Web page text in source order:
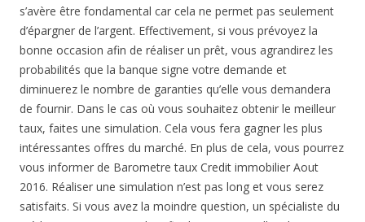
s’avère être fondamental car cela ne permet pas seulement
d’épargner de l’argent. Effectivement, si vous prévoyez la
bonne occasion afin de réaliser un prêt, vous agrandirez les
probabilités que la banque signe votre demande et
diminuerez le nombre de garanties qu’elle vous demandera
de fournir. Dans le cas où vous souhaitez obtenir le meilleur
taux, faites une simulation. Cela vous fera gagner les plus
intéressantes offres du marché. En plus de cela, vous pourrez
vous informer de Barometre taux Credit immobilier Aout
2016. Réaliser une simulation n’est pas long et vous serez
satisfaits. Si vous avez la moindre question, un spécialiste du